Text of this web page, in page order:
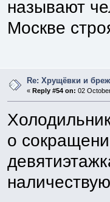
называют
Москве
Re: Хрущёвки и
« Reply #54 on: 02
о